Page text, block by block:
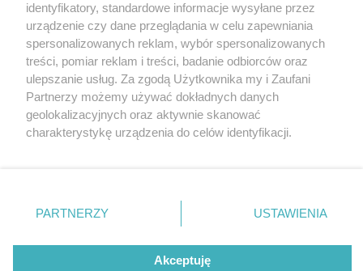
Ćwiczenia bezpiecznego
przekraczania jezdni
Wróć do artykułu:
Dawka wiedzy o bezpieczeństwie. Policjanci z
Tychów spotkali z się z przedszkolakami
Nie zapomnij
zapoznać się z:
polityką prywatności regulamin korzystania z portali
Twojemiasto
Piekary Śląskie
Chorzów
Tarnowskie Góry
Gliwice
Skontakuj sięz nami
Kontakt
Wydawca
Redakcja
identyfikatory, standardowe informacje wysyłane przez
urządzenie czy dane przeglądania w celu zapewniania
spersonalizowanych reklam, wybór spersonalizowanych
treści, pomiar reklam i treści, badanie odbiorców oraz
ulepszanie usług. Za zgodą Użytkownika my i Zaufani
Partnerzy możemy używać dokładnych danych
geolokalizacyjnych oraz aktywnie skanować
charakterystykę urządzenia do celów identyfikacji.
zmienić/wycofać klikając przycisk ustawień prywatności
znajdujący się w lewym dolnym rogu strony
rodzaje przetwarzania danych nie wymagają zgody
użytkownika, ale masz prawo sprzeciwić się takiemu
PARTNERZY USTAWIENIA
Akceptuję